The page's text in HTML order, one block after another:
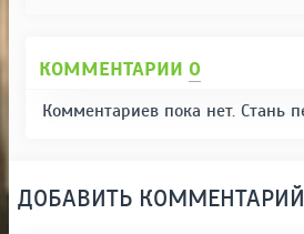
КОММЕНТАРИИ 0
Комментариев пока нет. Стань
ДОБАВИТЬ КОММЕНТАРИЙ